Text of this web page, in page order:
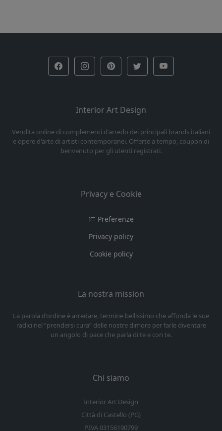
Interior Art Design
Vendita online di complementi d'arredo dei principali brands italiani
e opere d'arte di artisti contemporanei. Offerte a tempo, coupon di
benvenuto per gli utenti registrati.
Privacy e Cookie
Preferenze
Privacy policy
Cookie policy
La nostra mission
La parola d’ordine è arredare, termine bellissimo che affonda le sue
radici nel “prendersi cura” delle nostre dimore per farle diventare
un angolo di pace che parla di te e con te.
Chi siamo
Interior Art Design
Città di Castello (PG)
P.IVA 03156190799